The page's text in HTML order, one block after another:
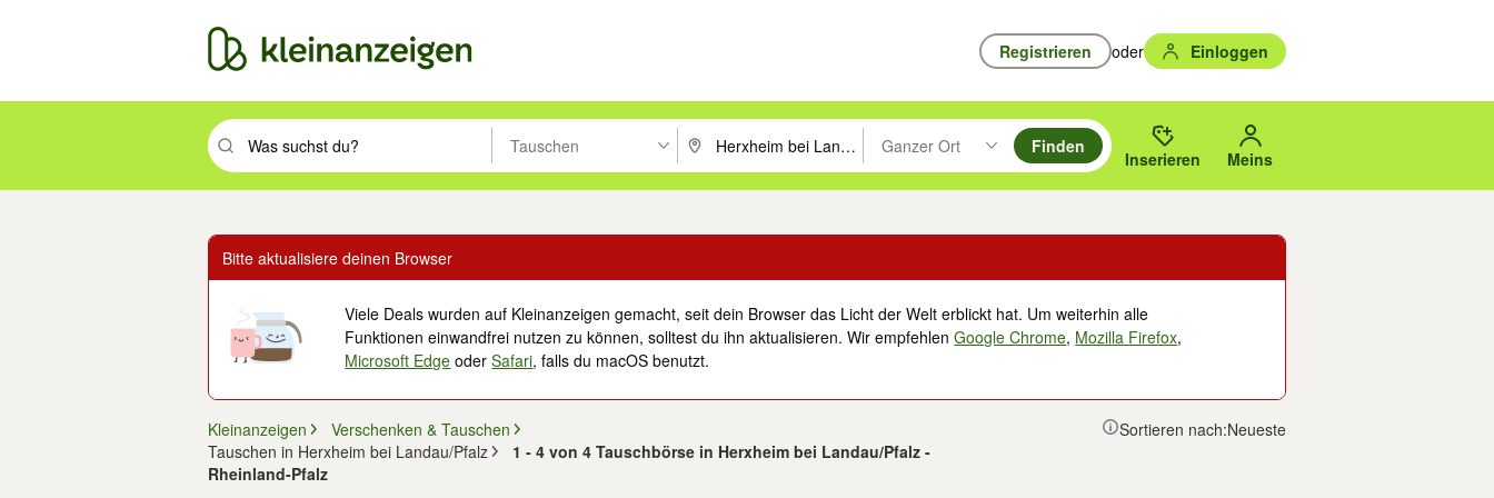
Registrieren oder Einloggen
Suchbegriff eingeben. Eingabetaste drücken um zu suchen, oder Vorschläge mit den Pfeiltasten nach oben/unten durchsuchen und mit Eingabetaste auswählen.
Tauschen PLZ oder Ort eingeben. Eingabetaste drücken um zu suchen, oder Vorschläge mit den Pfeiltasten nach oben/
Ganzer Ort
Suche im Umkreis des gewählten Orts oder PLZ.
Finden
Inserieren Meins
Bitte aktualisiere deinen Browser
Viele Deals wurden auf Kleinanzeigen gemacht, seit dein Browser das Licht der Welt erblickt hat. Um weiterhin alle
Funktionen einwandfrei nutzen zu können, solltest du ihn aktualisieren. Wir empfehlenGoogle Chrome, Mozilla Firefox,
Microsoft Edge oderSafari, falls du macOS benutzt.
Kleinanzeigen
Verschenken & Tauschen
Tauschen in Herxheim bei Landau/Pfalz
1 - 4 von 4 Tauschbörse in Herxheim bei Landau/Pfalz -
Rheinland-Pfalz
Sortieren nach:Neueste